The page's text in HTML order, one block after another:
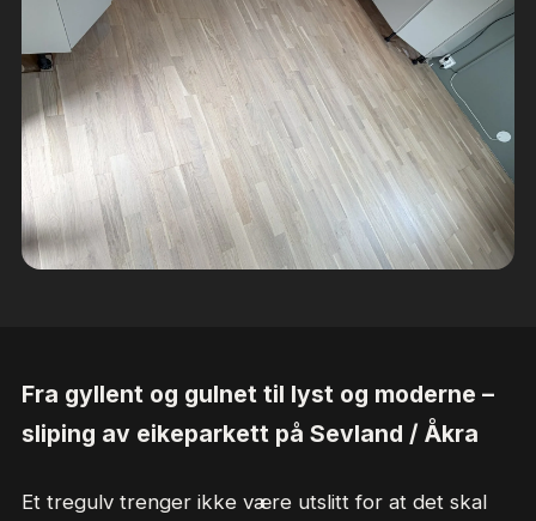
Fra gyllent og gulnet til lyst og moderne –
sliping av eikeparkett på Sevland / Åkra
Et tregulv trenger ikke være utslitt for at det skal